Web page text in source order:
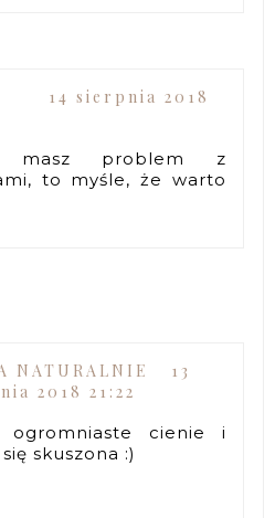
14 sierpnia 2018
masz problem z
to myśle, że warto
NATURALNIE
13
2018 21:22
ogromniaste cienie i
skuszona :)